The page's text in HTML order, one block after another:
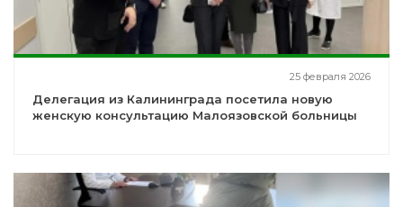
25 февраля 2026
Делегация из Калининграда посетила новую
женскую консультацию Малоязовской больницы